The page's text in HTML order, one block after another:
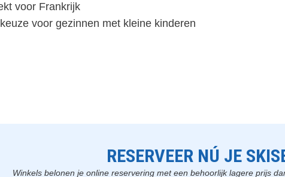
voor Frankrijk
voor gezinnen met kleine kinderen
RESERVEER NÚ JE
Winkels belonen je online reservering met een behoorlijk lagere prijs